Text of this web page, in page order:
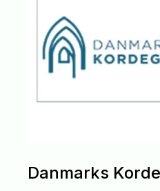
Danmarks